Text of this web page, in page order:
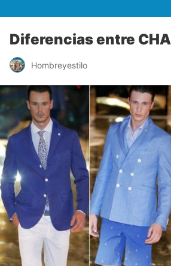
Diferencias entre
Hombreyestilo